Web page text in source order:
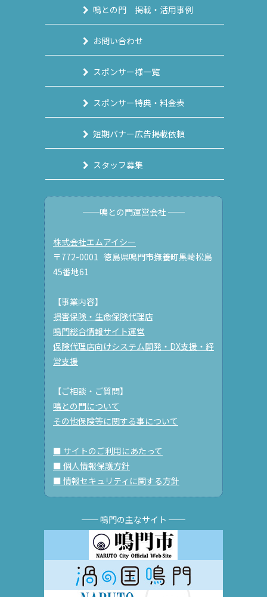
鳴との門 掲載・活用事例
お問い合わせ
スポンサー様一覧
スポンサー特典・料金表
短期バナー広告掲載依頼
スタッフ募集
──鳴との門運営会社 ──
株式会社エムアイシー
〒772-0001 徳島県鳴門市撫養町黒崎松島
45番地61
【事業内容】
損害保険・生命保険代理店
鳴門総合情報サイト運営
保険代理店向けシステム開発・DX支援・経
営支援
【ご相談・ご質問】
鳴との門について
その他保険等に関する事について
■ サイトのご利用にあたって
■ 個人情報保護方針
■ 情報セキュリティに関する方針
── 鳴門の主なサイト ──